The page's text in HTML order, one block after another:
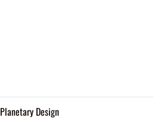
Planetary Design